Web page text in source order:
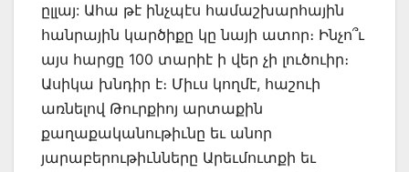
ըլլայ: Ահա թէ ինչպէս համաշխարհային
հանրային կարծիքը կը նայի ատոր։ Ինչո՞ւ
այս հարցը 100 տարիէ ի վեր չի լուծուիր։
Ասիկա խնդիր է։ Միւս կողմէ, հաշուի
առնելով Թուրքիոյ արտաքին
քաղաքականութիւնը եւ անոր
յարաբերութիւնները Արեւմուտքի եւ